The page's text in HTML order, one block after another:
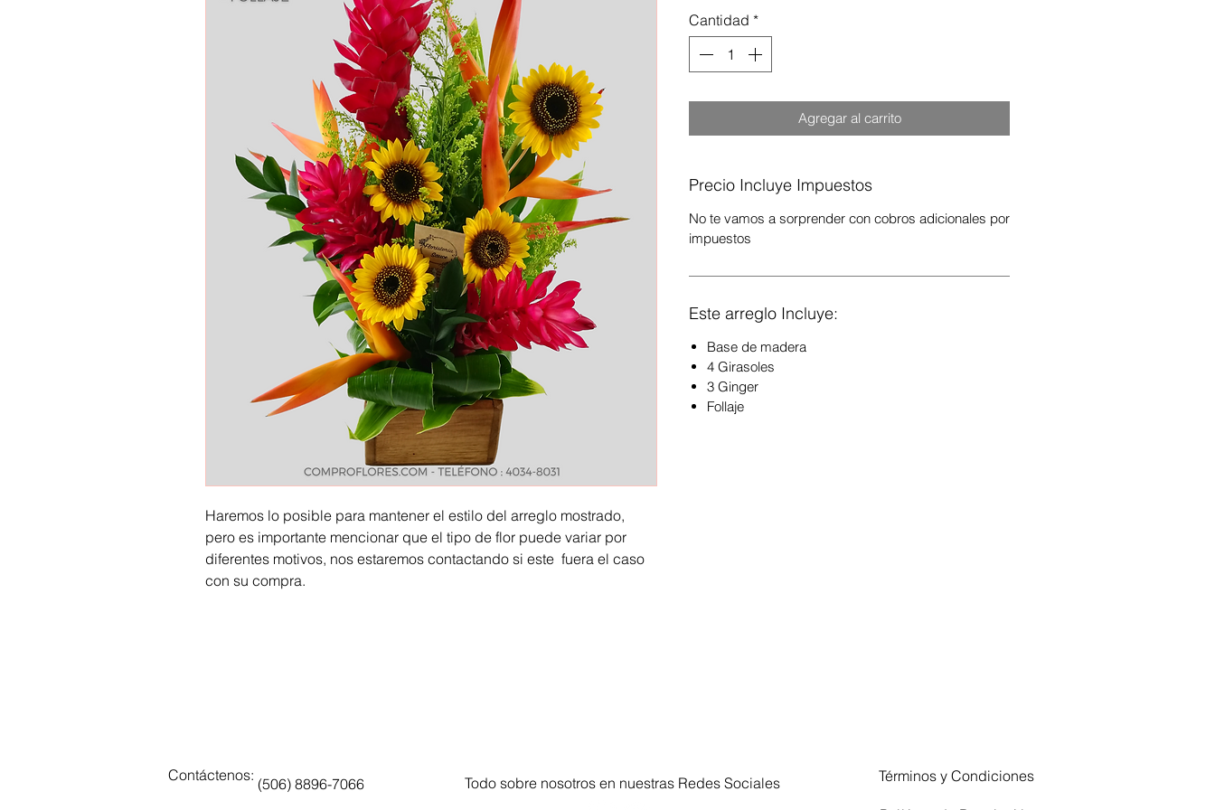
Haremos lo posible para mantener el estilo del arreglo mostrado,
pero es importante mencionar que el tipo de flor puede variar por
diferentes motivos, nos estaremos contactando si este fuera el caso
con su compra.
Cantidad *
Agregar al carrito
Precio Incluye Impuestos
No te vamos a sorprender con cobros adicionales por
impuestos
Este arreglo Incluye:
Base de madera
4 Girasoles
3 Ginger
Follaje
Contáctenos: (506) 8896-7066 Todo sobre nosotros en nuestras Redes Sociales Términos y Condiciones